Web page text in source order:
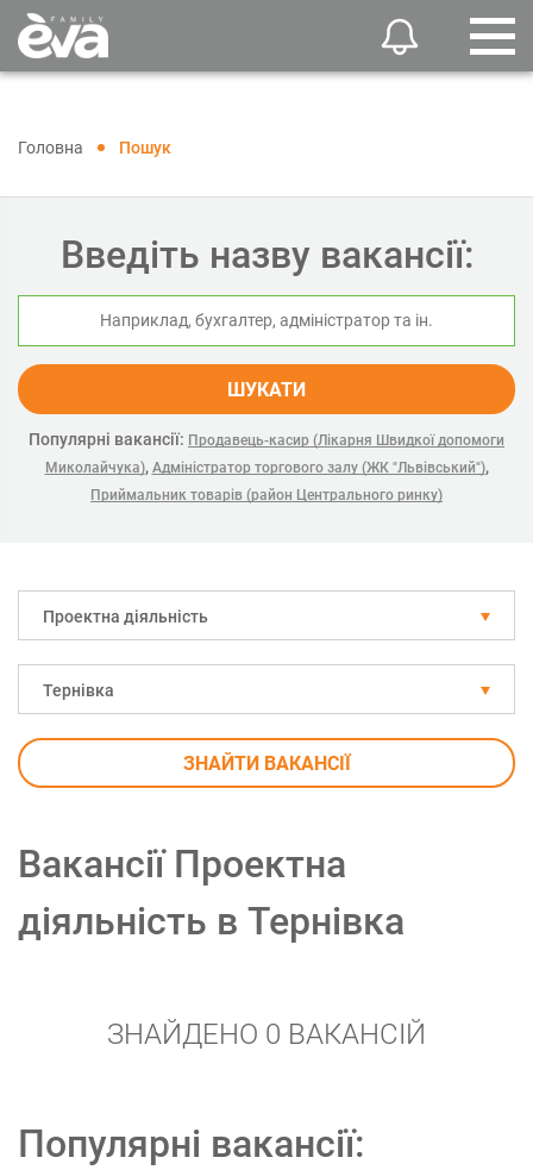
Головна Пошук
Введіть назву вакансії:
ШУКАТИ
Популярні вакансії: Продавець-касир (Лікарня Швидкої допомоги
Миколайчука), Адміністратор торгового залу (ЖК "Львівський"),
Приймальник товарів (район Центрального ринку)
Проектна діяльність
Тернівка
ЗНАЙТИ ВАКАНСІЇ
Вакансії Проектна
діяльність в Тернівка
ЗНАЙДЕНО 0 ВАКАНСІЙ
Популярні вакансії: